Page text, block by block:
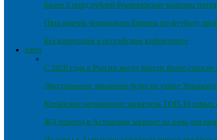
Более 3 млрд рублей букмекерские конторы
Пять матчей чемпионата Европы по футболу
Без коррупции в российском киберспорте
Авто
С 2026 года в России могут ввести более
Двустороннее движение будет на улице
Китайские автомобили захватили ТОП-10 самых
ЖД переезд в Астрахани закроют на ночь для